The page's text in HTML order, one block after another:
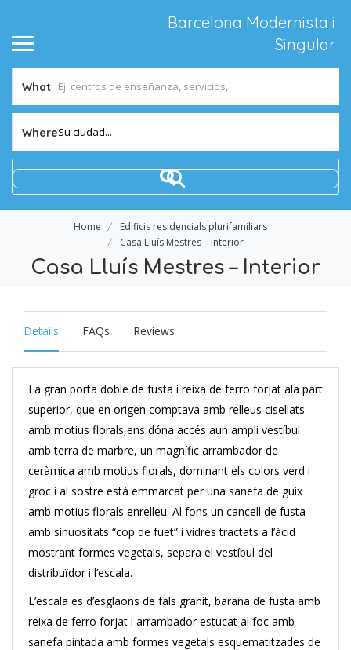
Barcelona Modernista i
Singular
What
WhereSu ciudad...
Home
Edificis residencials plurifamiliars
Casa Lluís Mestres – Interior
Casa Lluís Mestres – Interior
Details FAQs Reviews
La gran porta doble de fusta i reixa de ferro forjat ala part
superior, que en origen comptava amb relleus cisellats
amb motius florals,ens dóna accés aun ampli vestíbul
amb terra de marbre, un magnífic arrambador de
ceràmica amb motius florals, dominant els colors verd i
groc i al sostre està emmarcat per una sanefa de guix
amb motius florals enrelleu. Al fons un cancell de fusta
amb sinuositats “cop de fuet” i vidres tractats a l’àcid
mostrant formes vegetals, separa el vestíbul del
distribuïdor i l’escala.
L’escala es d’esglaons de fals granit, barana de fusta amb
reixa de ferro forjat i arrambador estucat al foc amb
sanefa pintada amb formes vegetals esquematitzades de